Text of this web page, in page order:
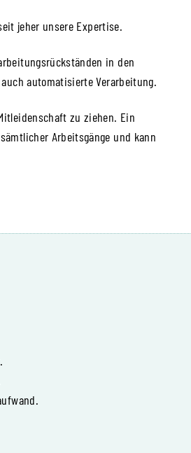
jeher unsere Expertise.
in den
automatisierte Verarbeitung.
zu ziehen. Ein
Arbeitsgänge und kann